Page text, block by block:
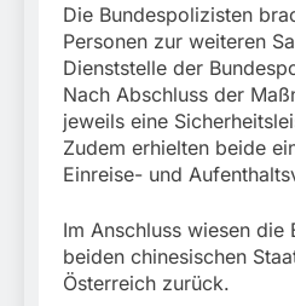
Die Bundespolizisten
Personen zur weiteren
Dienststelle der
Nach Abschluss der
jeweils eine
Zudem erhielten beide
Einreise- und
Im Anschluss wiesen die
beiden chinesischen
Österreich zurück.